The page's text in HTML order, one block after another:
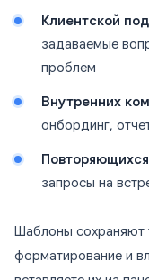
Клиентской
задаваемые
проблем
Внутренних
онбординг,
запросы на
Шаблоны сохраняют
форматирование и